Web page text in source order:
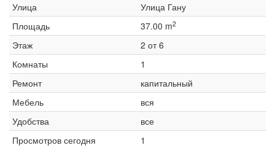
Улица
Улица Гану
Площадь
37.00 m2
Этаж
2 от 6
Комнаты
1
Ремонт
капитальный
Мебель
вся
Удобства
все
Просмотров сегодня
1